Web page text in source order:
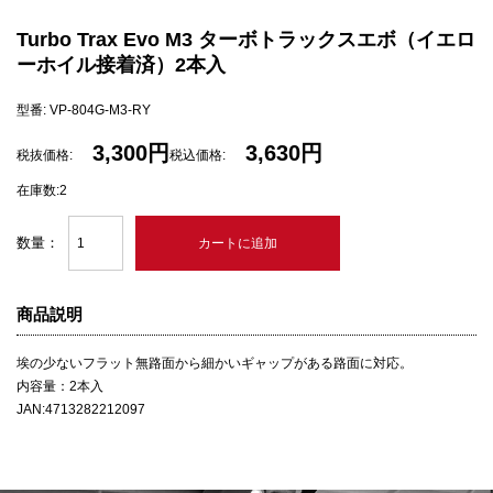
Turbo Trax Evo M3 ターボトラックスエボ（イエロ
ーホイル接着済）2本入
型番: VP-804G-M3-RY
税抜価格: 3,300円 税込価格: 3,630円
在庫数:2
数量：
商品説明
埃の少ないフラット無路面から細かいギャップがある路面に対応。
内容量：2本入
JAN:4713282212097